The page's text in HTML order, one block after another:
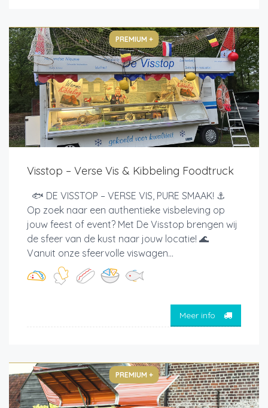
PREMIUM +
Visstop – Verse Vis & Kibbeling Foodtruck
🐟 DE VISSTOP – VERSE VIS, PURE SMAAK! ⚓
Op zoek naar een authentieke visbeleving op
jouw feest of event? Met De Visstop brengen wij
de sfeer van de kust naar jouw locatie! 🌊
Vanuit onze sfeervolle viswagen...
Meer info
PREMIUM +